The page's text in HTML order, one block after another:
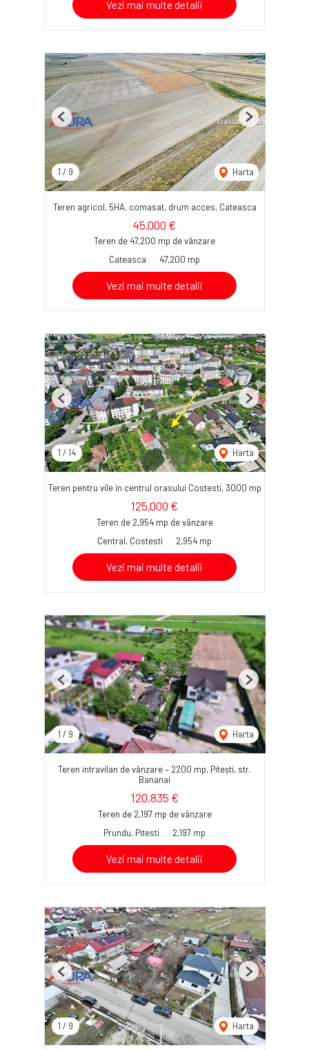
Vezi mai multe detalii
1 / 9 Harta
Previous Next
Teren agricol, 5HA, comasat, drum acces, Cateasca
45,000 €
Teren de 47,200 mp de vânzare
Cateasca
47,200 mp
Vezi mai multe detalii
1 / 14 Harta
Previous Next
Teren pentru vile in centrul orasului Costesti, 3000 mp
125,000 €
Teren de 2,954 mp de vânzare
Central, Costesti
2,954 mp
Vezi mai multe detalii
1 / 9 Harta
Previous Next
Teren intravilan de vânzare – 2200 mp, Pitești, str.
Bananai
120,835 €
Teren de 2,197 mp de vânzare
Prundu, Pitesti
2,197 mp
Vezi mai multe detalii
1 / 9 Harta
Previous Next